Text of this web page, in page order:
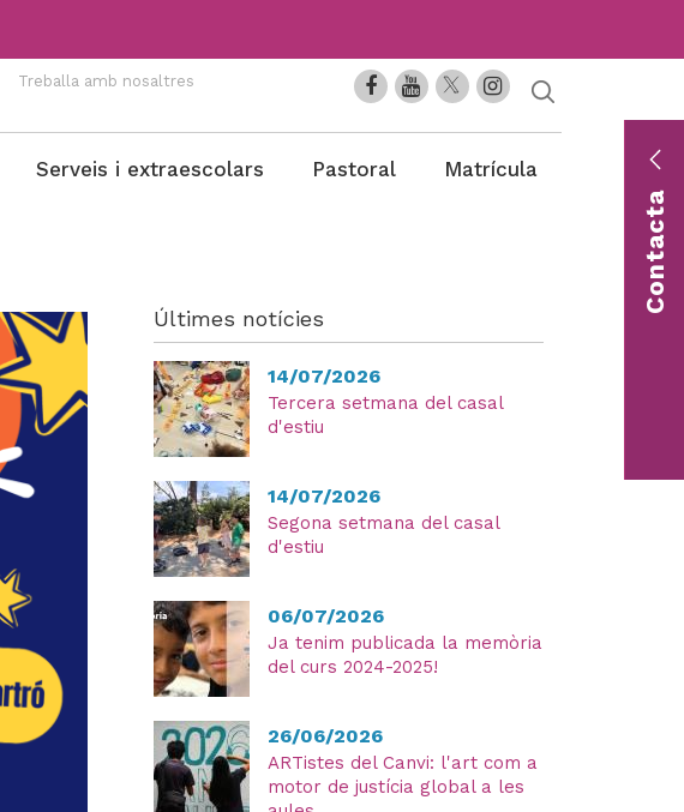
Treballa amb nosaltres
Serveis i extraescolars Pastoral Matrícula
Últimes notícies
14/07/2026
Tercera setmana del casal
d'estiu
14/07/2026
Segona setmana del casal
d'estiu
06/07/2026
Ja tenim publicada la memòria
del curs 2024-2025!
26/06/2026
ARTistes del Canvi: l'art com a
motor de justícia global a les
Contacta